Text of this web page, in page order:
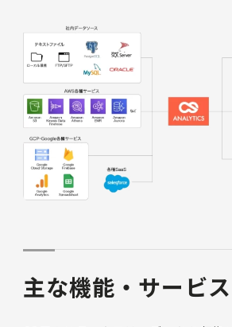
主な機能・サービス